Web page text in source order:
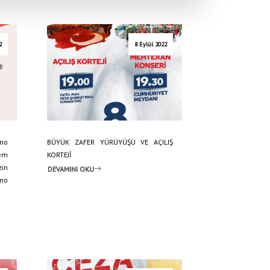
8 Eylül 2022
BÜYÜK ZAFER YÜRÜYÜŞÜ VE AÇILIŞ
KORTEJİ
DEVAMINI OKU